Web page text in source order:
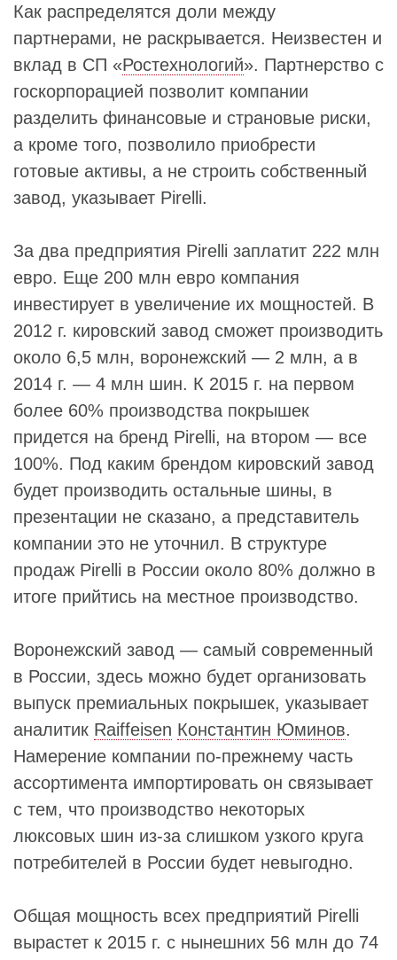
Как распределятся доли между
партнерами, не раскрывается. Неизвестен и
вклад в СП «Ростехнологий». Партнерство с
госкорпорацией позволит компании
разделить финансовые и страновые риски,
а кроме того, позволило приобрести
готовые активы, а не строить собственный
завод, указывает Pirelli.
За два предприятия Pirelli заплатит 222 млн
евро. Еще 200 млн евро компания
инвестирует в увеличение их мощностей. В
2012 г. кировский завод сможет производить
около 6,5 млн, воронежский — 2 млн, а в
2014 г. — 4 млн шин. К 2015 г. на первом
более 60% производства покрышек
придется на бренд Pirelli, на втором — все
100%. Под каким брендом кировский завод
будет производить остальные шины, в
презентации не сказано, а представитель
компании это не уточнил. В структуре
продаж Pirelli в России около 80% должно в
итоге прийтись на местное производство.
Воронежский завод — самый современный
в России, здесь можно будет организовать
выпуск премиальных покрышек, указывает
аналитик Raiffeisen Константин Юминов.
Намерение компании по-прежнему часть
ассортимента импортировать он связывает
с тем, что производство некоторых
люксовых шин из-за слишком узкого круга
потребителей в России будет невыгодно.
Общая мощность всех предприятий Pirelli
вырастет к 2015 г. с нынешних 56 млн до 74